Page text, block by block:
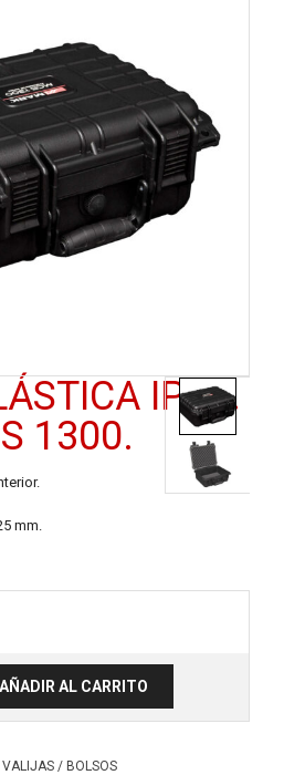
IP67.
1300.
mm.
MCS 1300. cantidad
AÑADIR AL CARRITO
VALIJAS / BOLSOS